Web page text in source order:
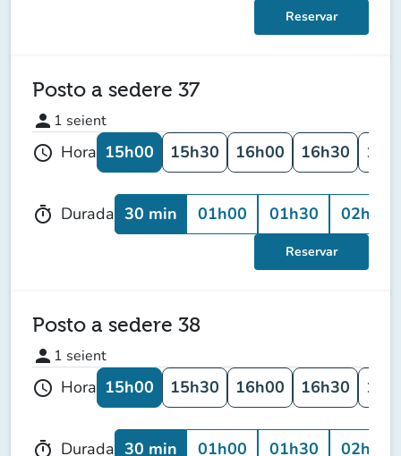
Reservar
Posto a sedere 37
person 1 seient
schedule Hora 15h00 15h30 16h00 16h30
timer Durada 30 min 01h00 01h30 02h00
Reservar
Posto a sedere 38
person 1 seient
schedule Hora 15h00 15h30 16h00 16h30
timer Durada 30 min 01h00 01h30 02h00